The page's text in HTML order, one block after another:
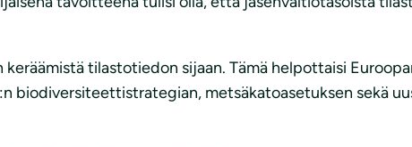
tilastotiedon sijaan. Tämä helpottaisi
biodiversiteettistrategian, metsäkatoasetuksen sekä